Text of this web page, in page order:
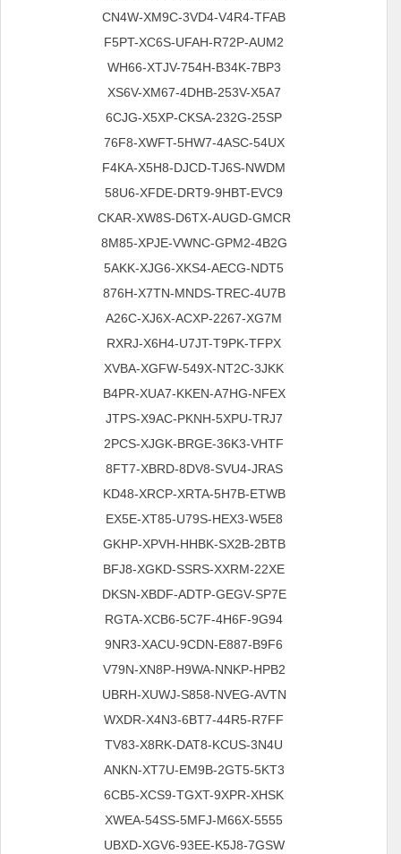
CN4W-XM9C-3VD4-V4R4-TFAB
F5PT-XC6S-UFAH-R72P-AUM2
WH66-XTJV-754H-B34K-7BP3
XS6V-XM67-4DHB-253V-X5A7
6CJG-X5XP-CKSA-232G-25SP
76F8-XWFT-5HW7-4ASC-54UX
F4KA-X5H8-DJCD-TJ6S-NWDM
58U6-XFDE-DRT9-9HBT-EVC9
CKAR-XW8S-D6TX-AUGD-GMCR
8M85-XPJE-VWNC-GPM2-4B2G
5AKK-XJG6-XKS4-AECG-NDT5
876H-X7TN-MNDS-TREC-4U7B
A26C-XJ6X-ACXP-2267-XG7M
RXRJ-X6H4-U7JT-T9PK-TFPX
XVBA-XGFW-549X-NT2C-3JKK
B4PR-XUA7-KKEN-A7HG-NFEX
JTPS-X9AC-PKNH-5XPU-TRJ7
2PCS-XJGK-BRGE-36K3-VHTF
8FT7-XBRD-8DV8-SVU4-JRAS
KD48-XRCP-XRTA-5H7B-ETWB
EX5E-XT85-U79S-HEX3-W5E8
GKHP-XPVH-HHBK-SX2B-2BTB
BFJ8-XGKD-SSRS-XXRM-22XE
DKSN-XBDF-ADTP-GEGV-SP7E
RGTA-XCB6-5C7F-4H6F-9G94
9NR3-XACU-9CDN-E887-B9F6
V79N-XN8P-H9WA-NNKP-HPB2
UBRH-XUWJ-S858-NVEG-AVTN
WXDR-X4N3-6BT7-44R5-R7FF
TV83-X8RK-DAT8-KCUS-3N4U
ANKN-XT7U-EM9B-2GT5-5KT3
6CB5-XCS9-TGXT-9XPR-XHSK
5555-XWEA-54SS-5MFJ-M66X
UBXD-XGV6-93EE-K5J8-7GSW